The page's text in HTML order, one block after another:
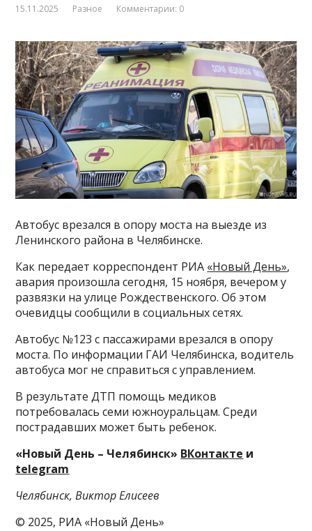
15.11.2025 Разное Комментарии: 0
Автобус врезался в опору моста на выезде из
Ленинского района в Челябинске.
Как передает корреспондент РИА «Новый День»,
авария произошла сегодня, 15 ноября, вечером у
развязки на улице Рождественского. Об этом
очевидцы сообщили в социальных сетях.
Автобус №123 с пассажирами врезался в опору
моста. По информации ГАИ Челябинска, водитель
автобуса мог не справиться с управлением.
В результате ДТП помощь медиков
потребовалась семи южноуральцам. Среди
пострадавших может быть ребенок.
«Новый День – Челябинск» ВКонтакте и
telegram
Челябинск, Виктор Елисеев
© 2025, РИА «Новый День»